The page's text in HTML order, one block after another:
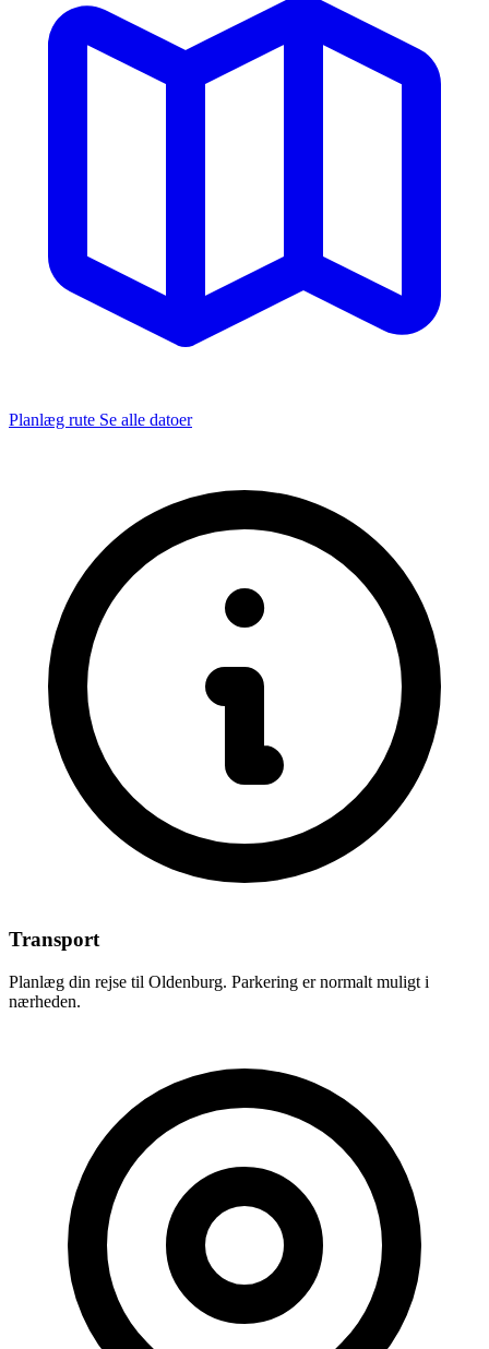
Planlæg rute Se alle datoer
Transport
Planlæg din rejse til Oldenburg. Parkering er normalt muligt i
nærheden.